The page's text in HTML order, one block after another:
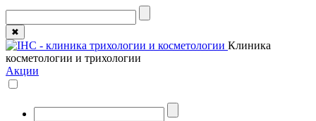
✖
Клиника
косметологии и трихологии
Акции